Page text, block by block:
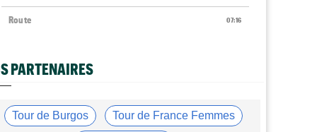
07:16
Route
Diffusion TV... quelle heure et sur quelle chaîne la 4e
étape ?
05/08
Média
Toutes nos vidéos de cyclisme sont sur Youtube :
PARTENAIRES
Tour de Burgos Tour de France Femmes